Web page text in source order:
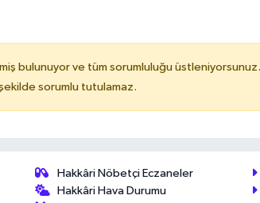
bulunuyor ve tüm sorumluluğu üstleniyorsunuz.
sorumlu tutulamaz.
Hakkâri Nöbetçi Eczaneler
Hakkâri Hava Durumu